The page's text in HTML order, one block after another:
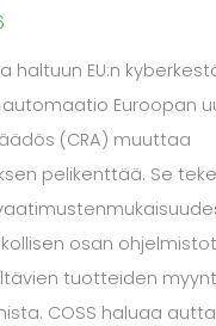
haltuun EU:n
automaatio Euroopan
(CRA) muuttaa
pelikenttää. Se
osan
tuotteiden
COSS haluaa